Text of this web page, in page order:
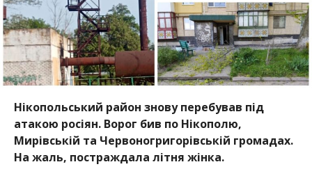
Нікопольський район знову перебував під
атакою росіян. Ворог бив по Нікополю,
Мирівській та Червоногригорівській громадах.
На жаль, постраждала літня жінка.